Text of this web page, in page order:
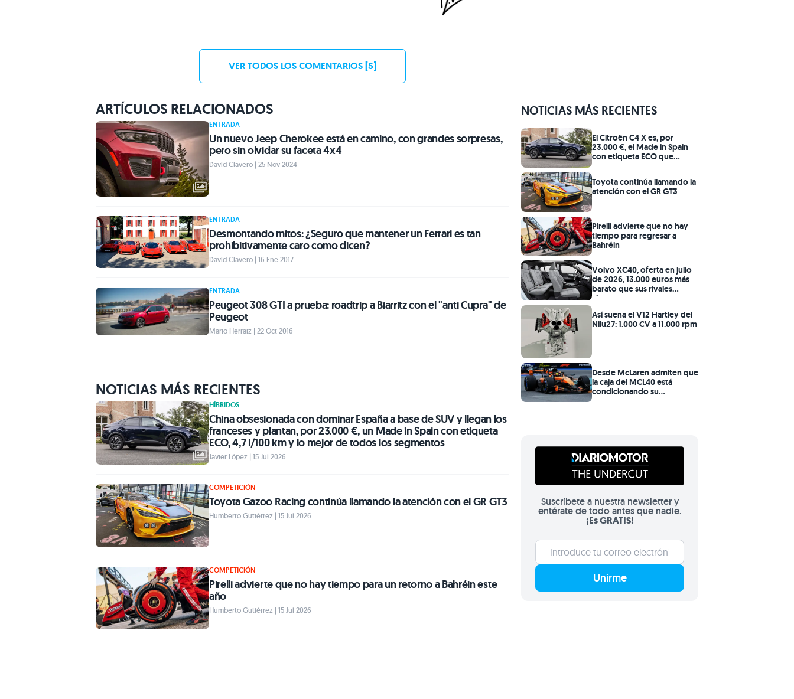
VER TODOS LOS COMENTARIOS [5]
ARTÍCULOS RELACIONADOS
ENTRADA
Un nuevo Jeep Cherokee está en camino, con grandes sorpresas,
pero sin olvidar su faceta 4x4
David Clavero | 25 Nov 2024
ENTRADA
Desmontando mitos: ¿Seguro que mantener un Ferrari es tan
prohibitivamente caro como dicen?
David Clavero | 16 Ene 2017
ENTRADA
Peugeot 308 GTI a prueba: roadtrip a Biarritz con el "anti Cupra" de
Peugeot
Mario Herraiz | 22 Oct 2016
NOTICIAS MÁS RECIENTES
HÍBRIDOS
China obsesionada con dominar España a base de SUV y llegan los
franceses y plantan, por 23.000 €, un Made in Spain con etiqueta
ECO, 4,7 l/100 km y lo mejor de todos los segmentos
Javier López | 15 Jul 2026
COMPETICIÓN
Toyota Gazoo Racing continúa llamando la atención con el GR GT3
Humberto Gutiérrez | 15 Jul 2026
COMPETICIÓN
Pirelli advierte que no hay tiempo para un retorno a Bahréin este
año
Humberto Gutiérrez | 15 Jul 2026
NOTICIAS MÁS RECIENTES
El Citroën C4 X es, por
23.000 €, el Made in Spain
con etiqueta ECO que
Toyota continúa llamando la
atención con el GR GT3
Pirelli advierte que no hay
tiempo para regresar a
Bahréin
Volvo XC40, oferta en julio
de 2026, 13.000 euros más
barato que sus rivales
alemanes
Así suena el V12 Hartley del
Nilu27: 1.000 CV a 11.000 rpm
Desde McLaren admiten que
la caja del MCL40 está
condicionando su
Suscríbete a nuestra newsletter y
entérate de todo antes que nadie.
¡Es GRATIS!
Unirme